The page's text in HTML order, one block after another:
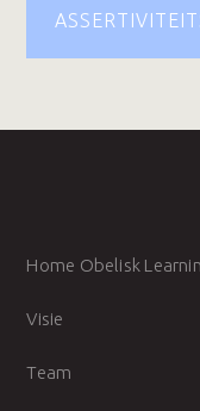
Home Obelisk
Visie
Team